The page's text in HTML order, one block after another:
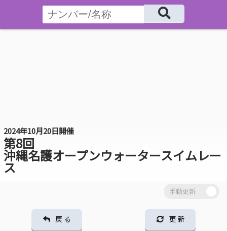
2024年10月20日開催
第8回
沖縄名護オープンウォータースイムレー
ス
戻 る 更 新